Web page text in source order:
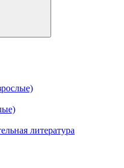
литература